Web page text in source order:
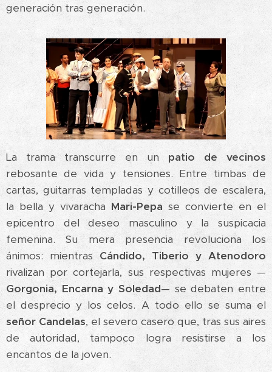
generación tras generación.
La trama transcurre en un patio de vecinos
rebosante de vida y tensiones. Entre timbas de
cartas, guitarras templadas y cotilleos de escalera,
la bella y vivaracha Mari-Pepa se convierte en el
epicentro del deseo masculino y la suspicacia
femenina. Su mera presencia revoluciona los
ánimos: mientrasCándido, Tiberio y Atenodoro
rivalizan por cortejarla, sus respectivas mujeres —
Gorgonia, Encarna y Soledad— se debaten entre
el desprecio y los celos. A todo ello se suma el
señor Candelas, el severo casero que, tras sus aires
de autoridad, tampoco logra resistirse a los
encantos de la joven.